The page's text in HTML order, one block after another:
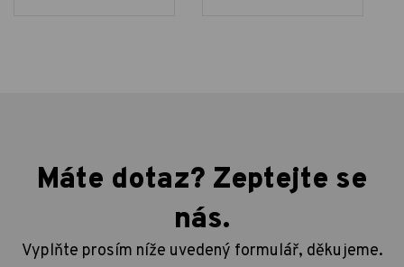
Máte dotaz? Zeptejte se
nás.
Vyplňte prosím níže uvedený formulář, děkujeme.